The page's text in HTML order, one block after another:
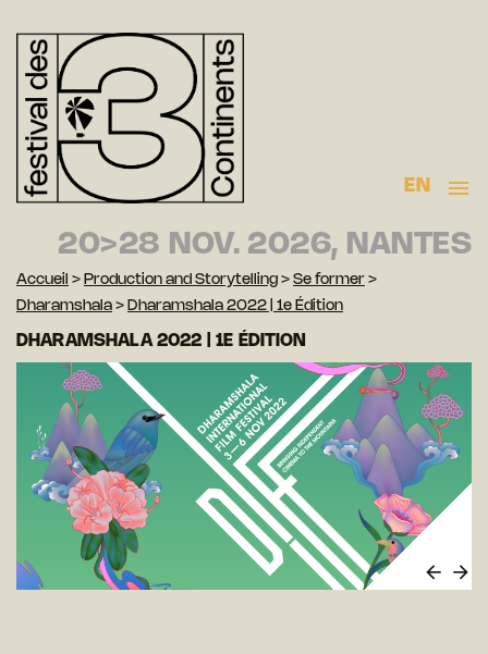
EN
20>28 NOV. 2026, NANTES
Accueil > Production and Storytelling > Se former >
Dharamshala > Dharamshala 2022 | 1e Édition
DHARAMSHALA 2022 | 1E ÉDITION